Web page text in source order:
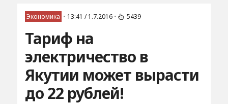
Экономика • 13:41 / 1.7.2016 • 5439
Тариф на
электричество в
Якутии может вырасти
до 22 рублей!